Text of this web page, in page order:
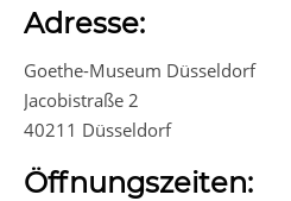
Adresse:
Goethe-Museum Düsseldorf
Jacobistraße 2
40211 Düsseldorf
Öffnungszeiten: